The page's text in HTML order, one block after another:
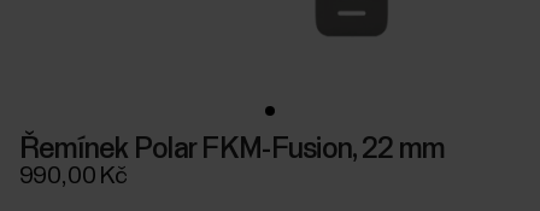
Řemínek Polar FKM-Fusion, 22 mm
990,00 Kč